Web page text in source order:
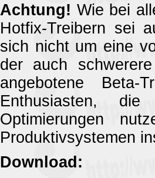
Achtung! Wie bei
Hotfix-Treibern sei
sich nicht um eine
der auch
angebotene
Enthusiasten,
Optimierungen
Produktivsystemen
Download: